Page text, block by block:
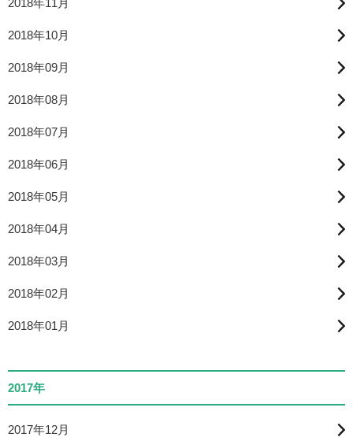
2018年10月
2018年09月
2018年08月
2018年07月
2018年06月
2018年05月
2018年04月
2018年03月
2018年02月
2018年01月
2017年
2017年12月